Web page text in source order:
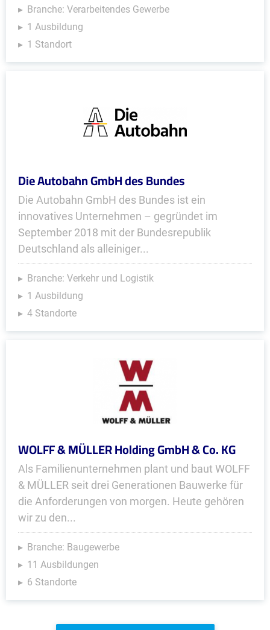
Branche: Verarbeitendes Gewerbe
1 Ausbildung
1 Standort
Die Autobahn GmbH des Bundes
Die Autobahn GmbH des Bundes ist ein
innovatives Unternehmen – gegründet im
September 2018 mit der Bundesrepublik
Deutschland als alleiniger...
Branche: Verkehr und Logistik
1 Ausbildung
4 Standorte
WOLFF & MÜLLER Holding GmbH & Co. KG
Als Familienunternehmen plant und baut WOLFF
& MÜLLER seit drei Generationen Bauwerke für
die Anforderungen von morgen. Heute gehören
wir zu den...
Branche: Baugewerbe
11 Ausbildungen
6 Standorte